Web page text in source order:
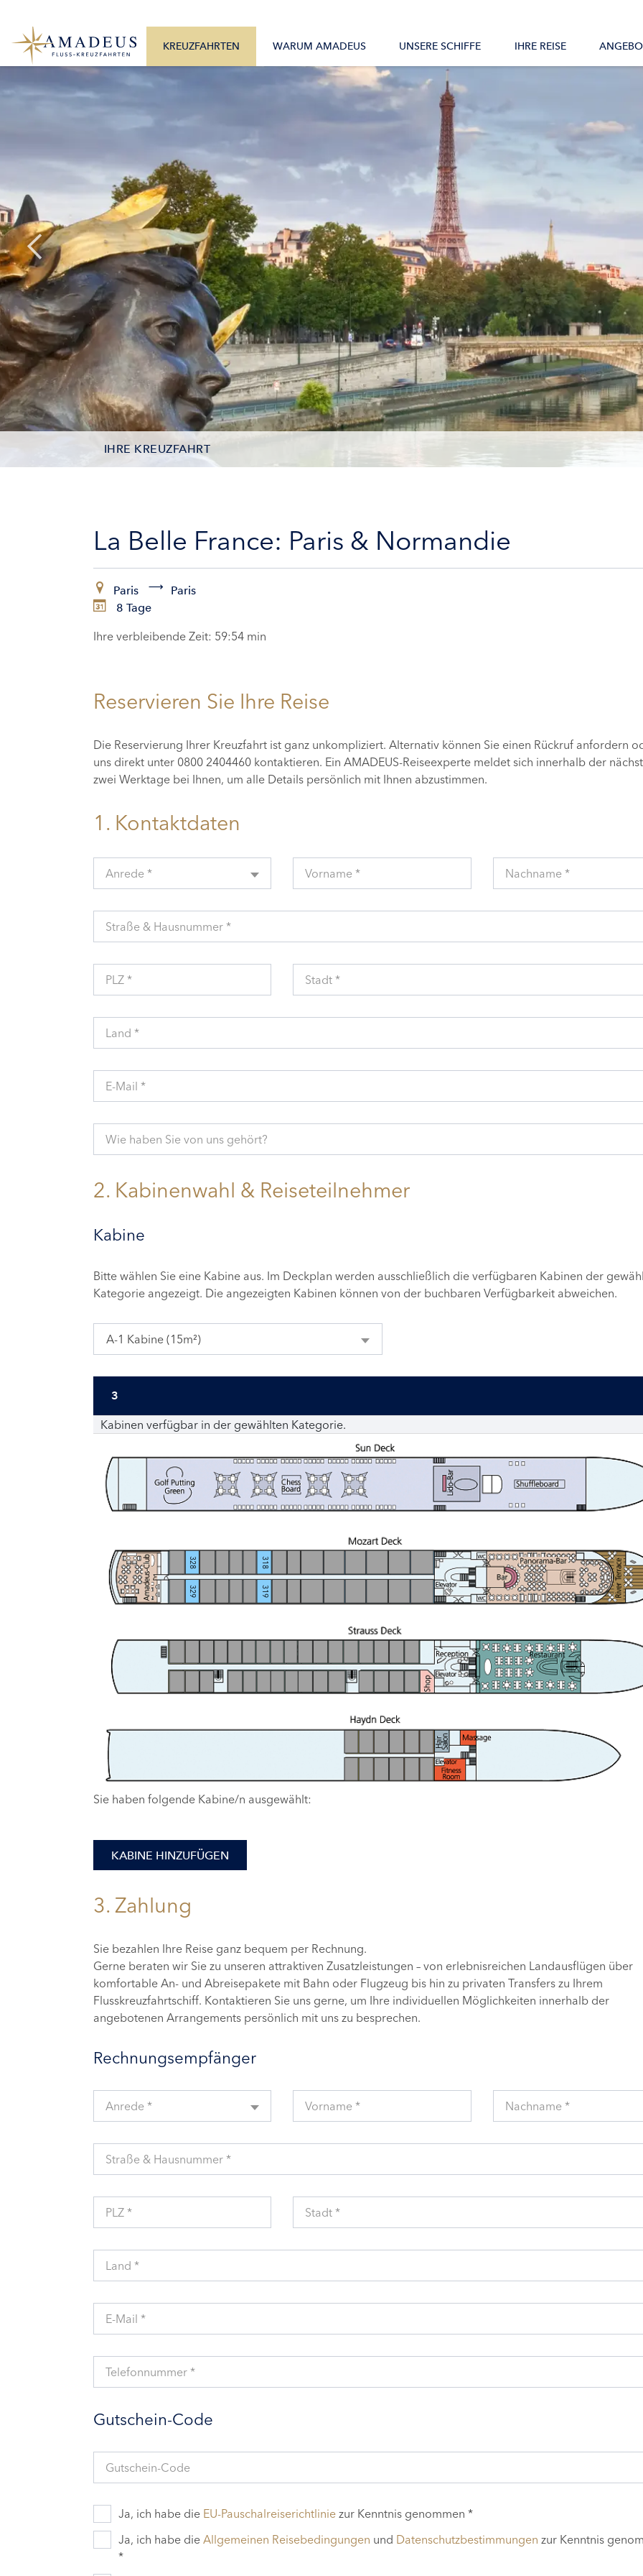
IHRE KREUZFAHRT
La Belle France: Paris & Normandie
Paris
Paris
8 Tage
Ihre verbleibende Zeit: 59:53 min
Reservieren Sie Ihre Reise
Die Reservierung Ihrer Kreuzfahrt ist ganz unkompliziert. Alternativ können Sie einen Rückruf anfordern
uns direkt unter 0800 2404460 kontaktieren. Ein AMADEUS-Reiseexperte meldet sich innerhalb der
zwei Werktage bei Ihnen, um alle Details persönlich mit Ihnen abzustimmen.
1. Kontaktdaten
Anrede * Vorname * Nachname *
Straße & Hausnummer *
PLZ * Stadt *
Land *
E-Mail *
Wie haben Sie von uns gehört?
2. Kabinenwahl & Reiseteilnehmer
Kabine
Bitte wählen Sie eine Kabine aus. Im Deckplan werden ausschließlich die verfügbaren Kabinen der
Kategorie angezeigt. Die angezeigten Kabinen können von der buchbaren Verfügbarkeit abweichen.
A-1 Kabine (15m²)
3
Kabinen verfügbar in der gewählten Kategorie.
318
319
328
329
Sie haben folgende Kabine/n ausgewählt:
KABINE HINZUFÜGEN
3. Zahlung
Sie bezahlen Ihre Reise ganz bequem per Rechnung.
Gerne beraten wir Sie zu unseren attraktiven Zusatzleistungen – von erlebnisreichen Landausflügen über
komfortable An- und Abreisepakete mit Bahn oder Flugzeug bis hin zu privaten Transfers zu Ihrem
Flusskreuzfahrtschiff. Kontaktieren Sie uns gerne, um Ihre individuellen Möglichkeiten innerhalb der
angebotenen Arrangements persönlich mit uns zu besprechen.
Rechnungsempfänger
Anrede * Vorname * Nachname *
Straße & Hausnummer *
PLZ * Stadt *
Land *
E-Mail *
Telefonnummer *
Gutschein-Code
Gutschein-Code
Ja, ich habe die EU-Pauschalreiserichtlinie zur Kenntnis genommen *
Ja, ich habe die Allgemeinen Reisebedingungen und Datenschutzbestimmungen zur Kenntnis
*
KREUZFAHRTEN WARUM AMADEUS UNSERE SCHIFFE IHRE REISE
Alle Monate Mo. – Fr. 9:30 – 17:30 Uhr